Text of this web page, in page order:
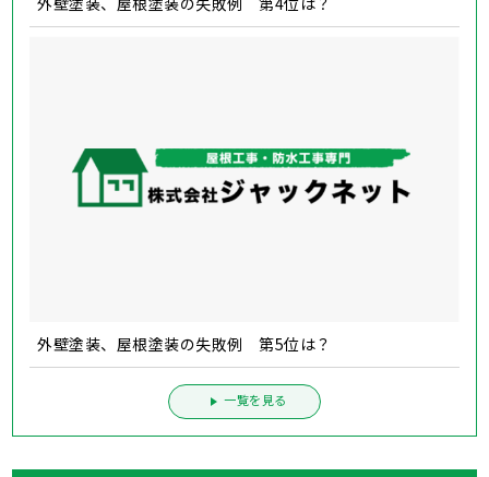
外壁塗装、屋根塗装の失敗例 第5位は？
一覧を見る